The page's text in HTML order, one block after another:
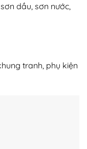
dầu, sơn nước,
tranh, phụ kiện